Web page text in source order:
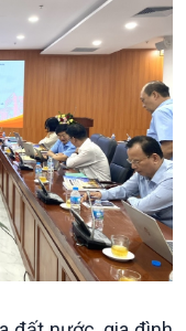
21h30
mục
Thời sự